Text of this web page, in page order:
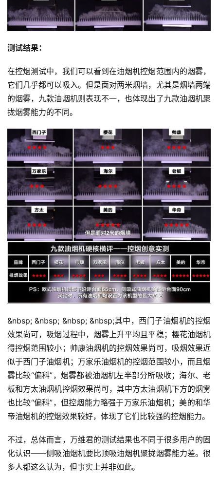
测试结果：
在控烟测试中，我们可以看到在油烟机控烟范围内的烟雾，
它们几乎都可以吸入。但是面对两米烟墙，尤其是烟墙两端
的烟雾，九款油烟机则表现不一，也体现出了九款油烟机聚
拢烟雾能力的不同。
&nbsp; &nbsp; &nbsp; &nbsp;其中，西门子油烟机的控烟
效果尚可，吸烟过程中，烟雾上升平均且平稳；樱花油烟机
得控烟范围较小；帅康油烟机的控烟效果尚可，吸烟效果近
似于西门子油烟机；万家乐油烟机的控烟范围较小，而且烟
雾比较“偏科”，烟雾都被油烟机左半部分所吸收；海尔、老
板和方太油烟机控烟效果尚可，其中方太油烟机下方的烟雾
也比较“偏科”，但控烟能力略强于万家乐油烟机；美的和华
帝油烟机的控烟效果较好，体现了它们比较强的控烟能力。
不过，总体而言，万维君的测试结果也不同于很多用户的固
化认识——侧吸油烟机要比顶吸油烟机聚拢烟雾能力差。很
多人都这么认为，但事实上并非如此。